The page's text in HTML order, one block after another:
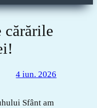
cărările
4 iun. 2026
Sfânt am